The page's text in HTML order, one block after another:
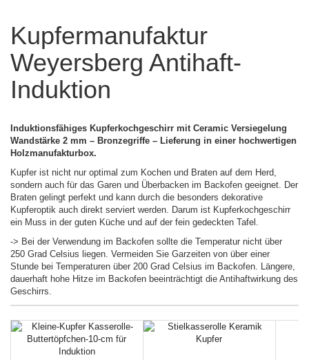
Kupfermanufaktur
Weyersberg Antihaft-
Induktion
Induktionsfähiges Kupferkochgeschirr mit Ceramic Versiegelung
Wandstärke 2 mm – Bronzegriffe – Lieferung in einer hochwertigen
Holzmanufakturbox.
Kupfer ist nicht nur optimal zum Kochen und Braten auf dem Herd,
sondern auch für das Garen und Überbacken im Backofen geeignet. Der
Braten gelingt perfekt und kann durch die besonders dekorative
Kupferoptik auch direkt serviert werden. Darum ist Kupferkochgeschirr
ein Muss in der guten Küche und auf der fein gedeckten Tafel.
-> Bei der Verwendung im Backofen sollte die Temperatur nicht über
250 Grad Celsius liegen. Vermeiden Sie Garzeiten von über einer
Stunde bei Temperaturen über 200 Grad Celsius im Backofen. Längere,
dauerhaft hohe Hitze im Backofen beeinträchtigt die Antihaftwirkung des
Geschirrs.